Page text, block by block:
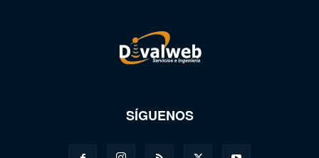
SÍGUENOS